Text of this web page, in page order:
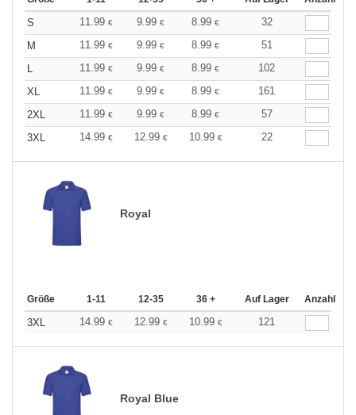
S 11.99 € 9.99 € 8.99 €
32
M
11.99 € 9.99 € 8.99 €
51
L
11.99 € 9.99 € 8.99 €
102
XL
11.99 € 9.99 € 8.99 €
161
2XL
11.99 € 9.99 € 8.99 €
57
3XL
14.99 € 12.99 € 10.99 € 22
Royal
Größe 1-11 12-35 36 + Auf Lager Anzahl
3XL 14.99 € 12.99 € 10.99 € 121
Royal Blue